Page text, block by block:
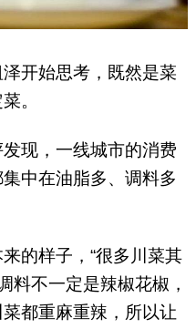
开始思考，既然是菜
。
现，一线城市的消费
中在油脂多、调料多
的样子，“很多川菜其
料不一定是辣椒花椒，
都重麻重辣，所以让